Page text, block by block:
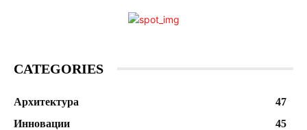
CATEGORIES
Архитектура
47
Инновации
45